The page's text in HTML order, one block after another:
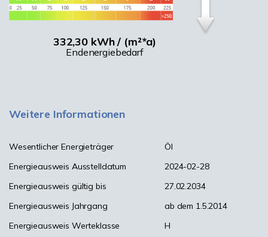
332,30 kWh / (m²*a)
Endenergiebedarf
Weitere Informationen
Wesentlicher Energieträger
Öl
Energieausweis Ausstelldatum
2024-02-28
Energieausweis gültig bis
27.02.2034
Energieausweis Jahrgang
ab dem 1.5.2014
Energieausweis Werteklasse
H